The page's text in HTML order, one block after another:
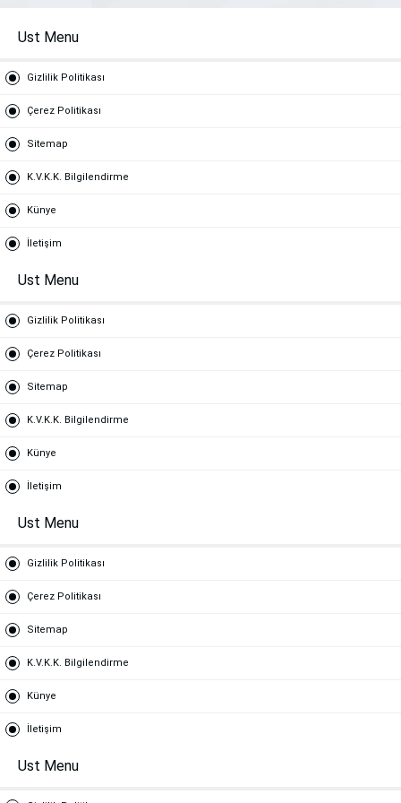
Ust Menu
Gizlilik Politikası
Çerez Politikası
Sitemap
K.V.K.K. Bilgilendirme
Künye
İletişim
Ust Menu
Gizlilik Politikası
Çerez Politikası
Sitemap
K.V.K.K. Bilgilendirme
Künye
İletişim
Ust Menu
Gizlilik Politikası
Çerez Politikası
Sitemap
K.V.K.K. Bilgilendirme
Künye
İletişim
Ust Menu